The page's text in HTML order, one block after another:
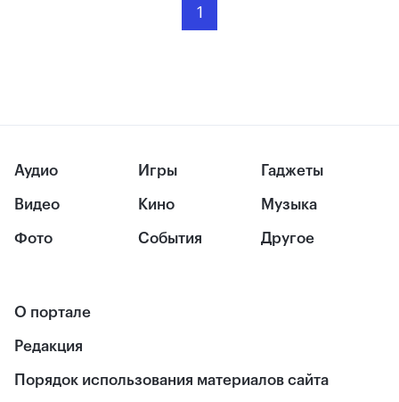
1
Аудио
Видео
Фото
Игры
Кино
События
Гаджеты
Музыка
Другое
О портале
Редакция
Порядок использования материалов сайта